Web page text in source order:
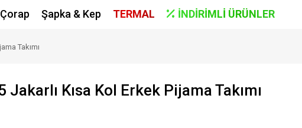
Şapka & Kep TERMAL İNDIRIMLI ÜRÜNLER
Takımı
Jakarlı Kısa Kol Erkek Pijama Takımı